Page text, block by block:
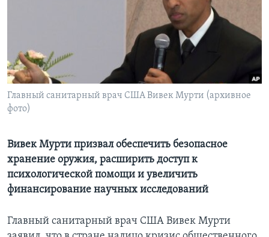
СОЦИАЛЬНЫЕ СЕТИ
Языки
Главный санитарный врач США Вивек Мурти (архивное
фото)
Вивек Мурти призвал обеспечить безопасное
хранение оружия, расширить доступ к
психологической помощи и увеличить
финансирование научных исследований
Главный санитарный врач США Вивек Мурти